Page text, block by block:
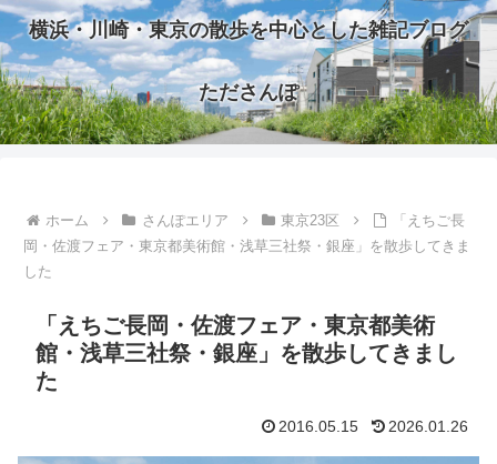
横浜・川崎・東京の散歩を中心とした雑記ブログ
たださんぽ
ホーム さんぽエリア 東京23区
「えちご長
岡・佐渡フェア・東京都美術館・浅草三社祭・銀座」を散歩してきま
した
「えちご長岡・佐渡フェア・東京都美術
館・浅草三社祭・銀座」を散歩してきまし
た
2016.05.15 2026.01.26